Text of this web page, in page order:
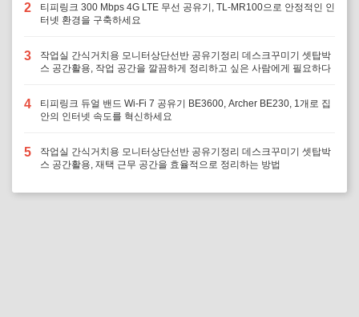
2
티피링크 300 Mbps 4G LTE 무선 공유기, TL-MR100으로 안정적인 인
터넷 환경을 구축하세요
3
작업실 간식거치용 모니터상단선반 공유기정리 데스크꾸미기 셋탑박
스 공간활용, 작업 공간을 깔끔하게 정리하고 싶은 사람에게 필요하다
4
티피링크 듀얼 밴드 Wi-Fi 7 공유기 BE3600, Archer BE230, 1개로 집
안의 인터넷 속도를 혁신하세요
5
작업실 간식거치용 모니터상단선반 공유기정리 데스크꾸미기 셋탑박
스 공간활용, 재택 근무 공간을 효율적으로 정리하는 방법